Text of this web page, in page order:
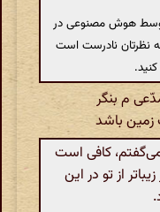
توسط هوش مصنوعی در
نظرتان نادرست است
م بنگر
زمین باشد
کافی است
از تو در این